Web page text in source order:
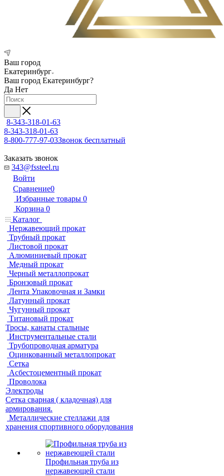
Ваш город
Екатеринбург
Ваш город Екатеринбург?
Да Нет
8-343-318-01-63
8-343-318-01-63
8-800-777-97-03Звонок бесплатный
Заказать звонок
343@fssteel.ru
Войти
Сравнение0
Избранные товары 0
Корзина 0
Каталог
Нержавеющий прокат
Трубный прокат
Листовой прокат
Алюминиевый прокат
Медный прокат
Черный металлопрокат
Бронзовый прокат
Лента Упаковочная и Замки
Латунный прокат
Чугунный прокат
Титановый прокат
Тросы, канаты стальные
Инструментальные стали
Трубопроводная арматура
Оцинкованный металлопрокат
Сетка
Асбестоцементный прокат
Проволока
Электроды
Сетка сварная ( кладочная) для
армирования.
Металлические стеллажи для
хранения спортивного оборудования
Профильная труба из
нержавеющей стали